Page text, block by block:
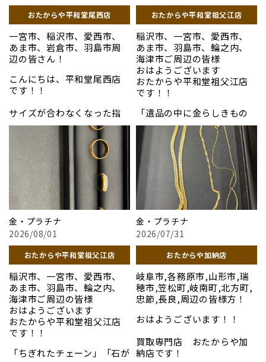
#時計
#おたからや
#骨董品
#切手
#高価買取
#大垣市
買取専門店 おたからやイ
オンタウン養老
#骨董品
#切手
#高価買取
#岐阜市
#大垣市
買取専門店 おたからや禾
森店
富なスタッフが、状態の善
し悪しに関わらず真摯に拝
見いたします。査定料や手数
料は一切かかりません。ま
ずはいくらになるか、お気
軽にお確かめください。
「セイコー」
上記以外のお品も高価買取
させていただきます！
どうぞご来店をお待ちして
#貴金属
#プラチナ
#ブランド品
#時計
#金
#おたからや
#骨董品
#切手
#高価買取
#岐阜市
#大垣市
================================
買取専門店 おたからや禾
森店
の価格をご提示いたします。
思い出の詰まった大切な時計
だからこそ、安心の無料見
積もりでその価値を確かめ
てみませんか？
お写真は先日買い取らせて
いただいたお品になりま
す！
「セイコー」
写真以外のお品も高価買取
しております！
ぜひお気軽にお声をおかけ
ください！！
＃貴金属
＃プラチナ
＃ブランド品
＃時計
＃一宮市
＃おたからや
＃骨董品
＃切手
＃稲沢市
#ロレックス
＃コーチ
おたからや平和堂尾西店
一宮市、稲沢市、愛西市、
あま市、岩倉市、羽島市周
辺の皆さん！
こんにちは、平和堂尾西店
です！！
サイズが合わなくなった指
輪や、使わなくなったプラ
チナ製品など、ご自宅に眠る
貴金属をお持ちください。
豊富な知識を持つスタッフ
が一点ずつ真心を込めて拝
見し、その日の最高水準の
相場でお買い取りいたしま
す。手数料や査定料などの費
用は一切かかりません。1点
のみのお持ち込みも大歓迎
です。地域に根ざした安心の
店舗で、皆様のご来店を心よ
りお待ちしております。まず
はお気軽にお見積もりから
どうぞ。
お写真は先日買い取らせて
いただいたお品になりま
す！
「貴金属」
おたからや平和堂祖父江店
稲沢市、一宮市、愛西市、
あま市、羽島市、輪之内、
海津市ご周辺の皆様
おはようございます
おたからや平和堂祖父江店
です！！
「遺品の中に金らしきもの
があるけれど価値が分から
ない」「老後に向けてコレ
クションを整理したい」な
どのお悩みはありません
か？当店では、お品物の価
値を正しく見極めるスタッ
フが、一つひとつ丁寧に拝見
し、現在の価値を分かりや
すくお伝えいたします。本物
かどうか分からないお品物
も、仕分けから喜んで承りま
す。無理に売却を勧めること
はございませんので、ご家族
の皆様で納得のいく品物の
整理として、まずは無料の見
積もりをご活用ください。
お写真は先日買取させてい
ただきましたお品になりま
す。
「貴金属」
金・プラチナ
2026/08/01
おたからや平和堂祖父江店
稲沢市、一宮市、愛西市、
あま市、羽島市、輪之内、
海津市ご周辺の皆様
おはようございます
おたからや平和堂祖父江店
です！！
「ちぎれたチェーン」「石が
金・プラチナ
2026/07/31
おたからや加納店
岐阜市,各務原市,山形市,瑞
穂市,笠松町,岐南町,北方町,
忠節,長良,周辺の皆様方！
おはようございます！！
買取専門店 おたからや加
納店です！